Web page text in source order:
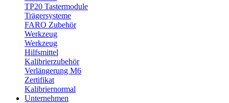
TP20 Tastermodule
Trägersysteme
FARO Zubehör
Werkzeug
Werkzeug
Hilfsmittel
Kalibrierzubehör
Verlängerung M6
Zertifikat
Kalibriernormal
Unternehmen